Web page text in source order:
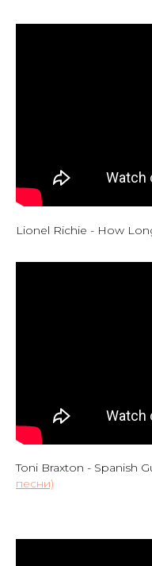
Lionel Richie - How
Toni Braxton - Spanish
песни)